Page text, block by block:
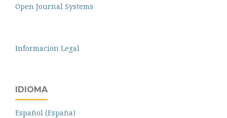
Open Journal Systems
Informacion Legal
IDIOMA
Español (España)